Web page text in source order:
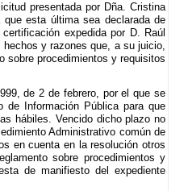
presentada por Dña. Cristina
esta última sea declarada de
expedida por D. Raúl
y razones que, a su juicio,
sobre procedimientos y requisitos
de 2 de febrero, por el que se
de Información Pública para que
hábiles. Vencido dicho plazo no
Administrativo común de
en cuenta en la resolución otros
sobre procedimientos y
de manifiesto del expediente